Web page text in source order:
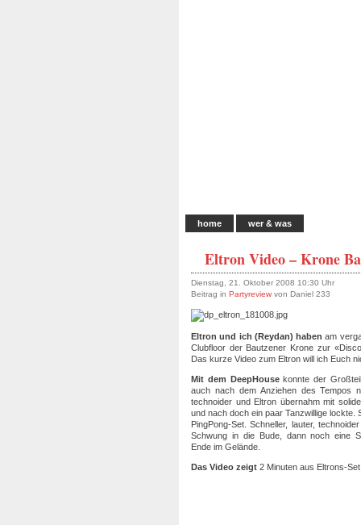
home wer & was
Eltron Video – Krone
Dienstag, 21. Oktober 2008 10:30 Uhr
Beitrag in Partyreview von Daniel 233
Eltron und ich (Reydan) haben am
Clubfloor der Bautzener Krone zur
Das kurze Video zum Eltron will ich Euch
Mit dem DeepHousekonnte der
auch nach dem Anziehen des Tempos
technoider und Eltron übernahm mit
und nach doch ein paar Tanzwillige lockte.
PingPong-Set. Schneller, lauter,
Schwung in die Bude, dann noch eine
Ende im Gelände.
Das Video zeigt 2 Minuten aus Eltrons-